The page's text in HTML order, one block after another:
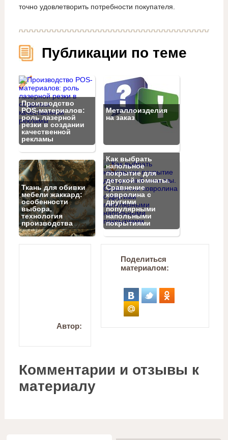
точно удовлетворить потребности покупателя.
Публикации по теме
Производство
POS-материалов:
роль лазерной
резки в создании
качественной
рекламы
Металлоизделия
на заказ
Ткань для обивки
мебели жаккард:
особенности
выбора,
технология
производства
Как выбрать
напольное
покрытие для
детской комнаты.
Сравнение
ковролина с
другими
популярными
напольными
покрытиями
Автор:
Поделиться
материалом:
Комментарии и отзывы к
материалу